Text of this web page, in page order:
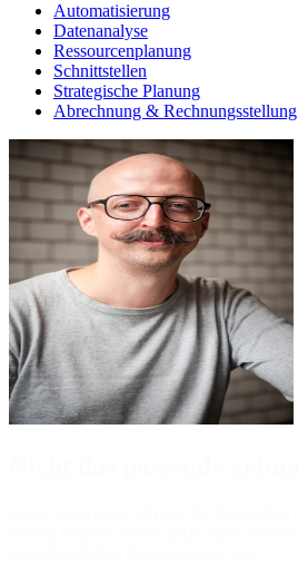
Automatisierung
Datenanalyse
Ressourcenplanung
Schnittstellen
Strategische Planung
Abrechnung & Rechnungsstellung